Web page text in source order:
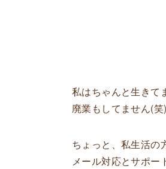
私はちゃんと生きて
廃業もしてません(笑)
ちょっと、私生活の
メール対応とサポー